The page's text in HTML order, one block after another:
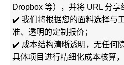
Dropbox 等），并将 URL 分享
✔️ 我们将根据您的面料选择与
准、透明的定制报价；
✔️ 成本结构清晰透明，无任何
具体项目进行精细化成本核算